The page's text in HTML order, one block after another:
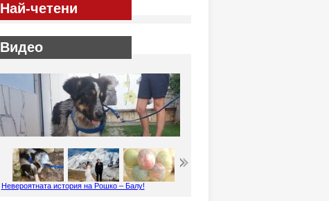
Най-четени
Видео
Невероятната история на Рошко – Балу!